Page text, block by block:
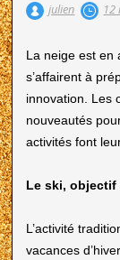
julien 12
La neige est en
s’affairent à
innovation. Les
nouveautés
activités font
Le ski, objectif
L’activité
vacances